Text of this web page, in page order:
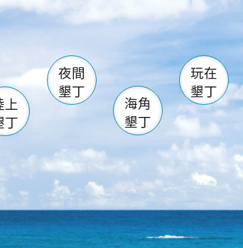
南仁湖
滿州 佳樂水
森林遊樂區
墾管處遊客中心
社頂公園 風吹沙
船帆石 龍磐公園
香蕉灣 龍坑
鵝鑾鼻
上
丁
夜間
墾丁
海角
墾丁
玩在
墾丁